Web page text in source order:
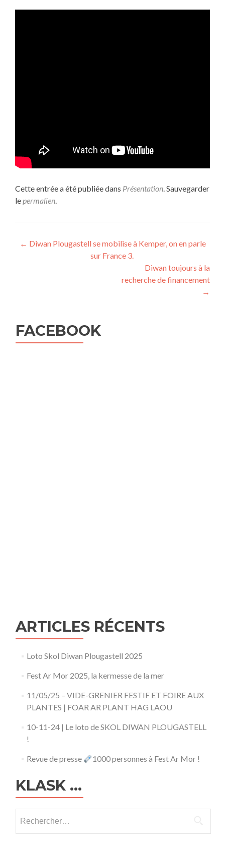
Cette entrée a été publiée dans Présentation. Sauvegarder
lepermalien.
Navigation
← Diwan Plougastell se mobilise à Kemper, on en parle
sur France 3.
Diwan toujours à la
recherche de financement
→
FACEBOOK
ARTICLES RÉCENTS
Loto Skol Diwan Plougastell 2025
Fest Ar Mor 2025, la kermesse de la mer
11/05/25 – VIDE-GRENIER FESTIF ET FOIRE AUX
PLANTES | FOAR AR PLANT HAG LAOU
10-11-24 | Le loto de SKOL DIWAN PLOUGASTELL
!
Revue de presse 1000 personnes à Fest Ar Mor !
KLASK …